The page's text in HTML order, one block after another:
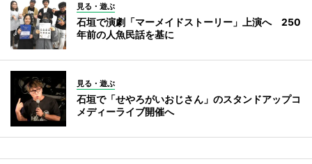
見る・遊ぶ
石垣で演劇「マーメイドストーリー」上演へ 250
年前の人魚民話を基に
見る・遊ぶ
石垣で「せやろがいおじさん」のスタンドアップコ
メディーライブ開催へ